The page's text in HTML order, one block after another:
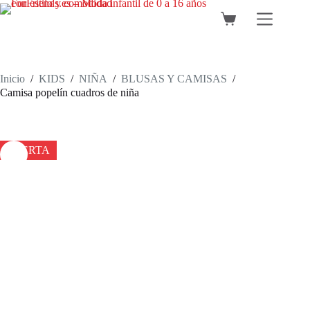
Saltar
al
Carro
Inicio / KIDS / NIÑA / BLUSAS Y CAMISAS /
Camisa popelín cuadros de niña
OFERTA